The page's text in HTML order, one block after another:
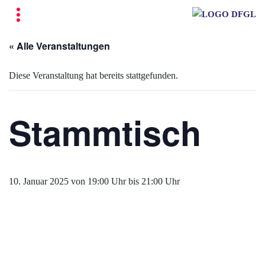
« Alle Veranstaltungen
Diese Veranstaltung hat bereits stattgefunden.
Stammtisch
10. Januar 2025 von 19:00 Uhrbis 21:00 Uhr